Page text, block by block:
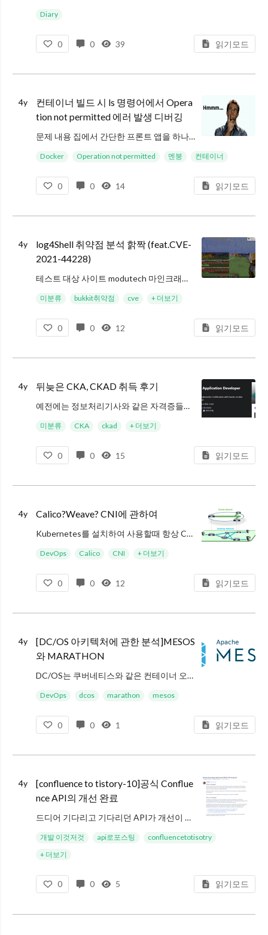
Diary
0 0 39 읽기모드
4y
컨테이너 빌드 시 ls 명령어에서 Opera
tion not permitted 에러 발생 디버깅
문제 내용 집에서 간단한 프론트 앱을 하나 컨테이너로 빌드해서 올려보려고 하다가 황당한 에러를 마주쳤다. 에러 내용은 docker 이미지 빌드 과정에서 디버깅을 위해 넣어 두었던 ls 명령어를 RUN 하는 부분에서 Operatio
Docker Operation not permitted 멘붕 컨테이너
0 0 14 읽기모드
4y
log4Shell 취약점 분석 핡짝 (feat.CVE-
2021-44228)
테스트 대상 사이트 modutech 마인크래프트 공개 서버 서버 주소 : 비밀><(테스트 목적은 개인 문의) 서버 버전 : 1.16.4 테스트 코드 ${jndi:ldap://log4shell.huntress.com:1389/794
미분류 bukkit취약점 cve + 더보기
0 0 12 읽기모드
4y 뒤늦은 CKA, CKAD 취득 후기
예전에는 정보처리기사와 같은 자격증들을 취득하면서, 자격증 공부는 실무와는 조금 거리가 있는 듯 하다 라는 느낌을 받았었다. 하지만, 해외 재단들에서 만든 실습형 자격증들은 가격은 비싸긴 하지만 확실히 취득하는 과정에서 하는 공부
미분류 CKA ckad + 더보기
0 0 15 읽기모드
4y Calico?Weave? CNI에 관하여
Kubernetes를 설치하여 사용할때 항상 CNI를 설치해야 core-DNS서비스가 정상동작하고, 네트워크 폴리시 등의 보안 정책을 적용할 수 있었기에, 그냥 무의식적으로 설치하여 사용했었는데 막상 다시한번 내가 쿠버네티스를 제
DevOps Calico CNI + 더보기
0 0 12 읽기모드
4y
[DC/OS 아키텍처에 관한 분석]MESOS
와 MARATHON
DC/OS는 쿠버네티스와 같은 컨테이너 오케스트레이션 솔루션으로 알려져 있다. 실제로도 그렇게 많이 사용되고 있지만 DC/OS를 리셀링 하는 회사에서 엔지니어로 근무하며 많이 받았던 질문으로 “그래서 쿠버네티스와는 뭐가 다른데?”
DevOps dcos marathon mesos
0 0 1 읽기모드
4y
[confluence to tistory-10]공식 Conflue
nce API의 개선 완료
드디어 기다리고 기다리던 API가 개선이 완료되어, OAuth를 통해 발행 받은 토큰을 활용해서 게시물의 이미지와 첨부 파일 등을 다운로드 할 수 있도록 개선이 완료되었다. 이번 개선을 통해 OAuth 2.0 토큰을 발행할 때 첨
개발 이것저것 api로포스팅
confluencetotisotry
+ 더보기
0 0 5 읽기모드